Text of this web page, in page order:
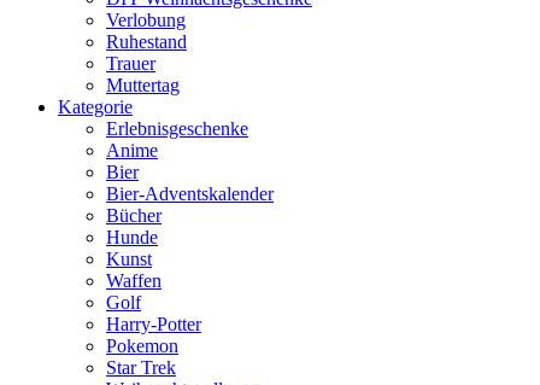
Verlobung
Ruhestand
Trauer
Muttertag
Kategorie
Erlebnisgeschenke
Anime
Bier
Bier-Adventskalender
Bücher
Hunde
Kunst
Waffen
Golf
Harry-Potter
Pokemon
Star Trek